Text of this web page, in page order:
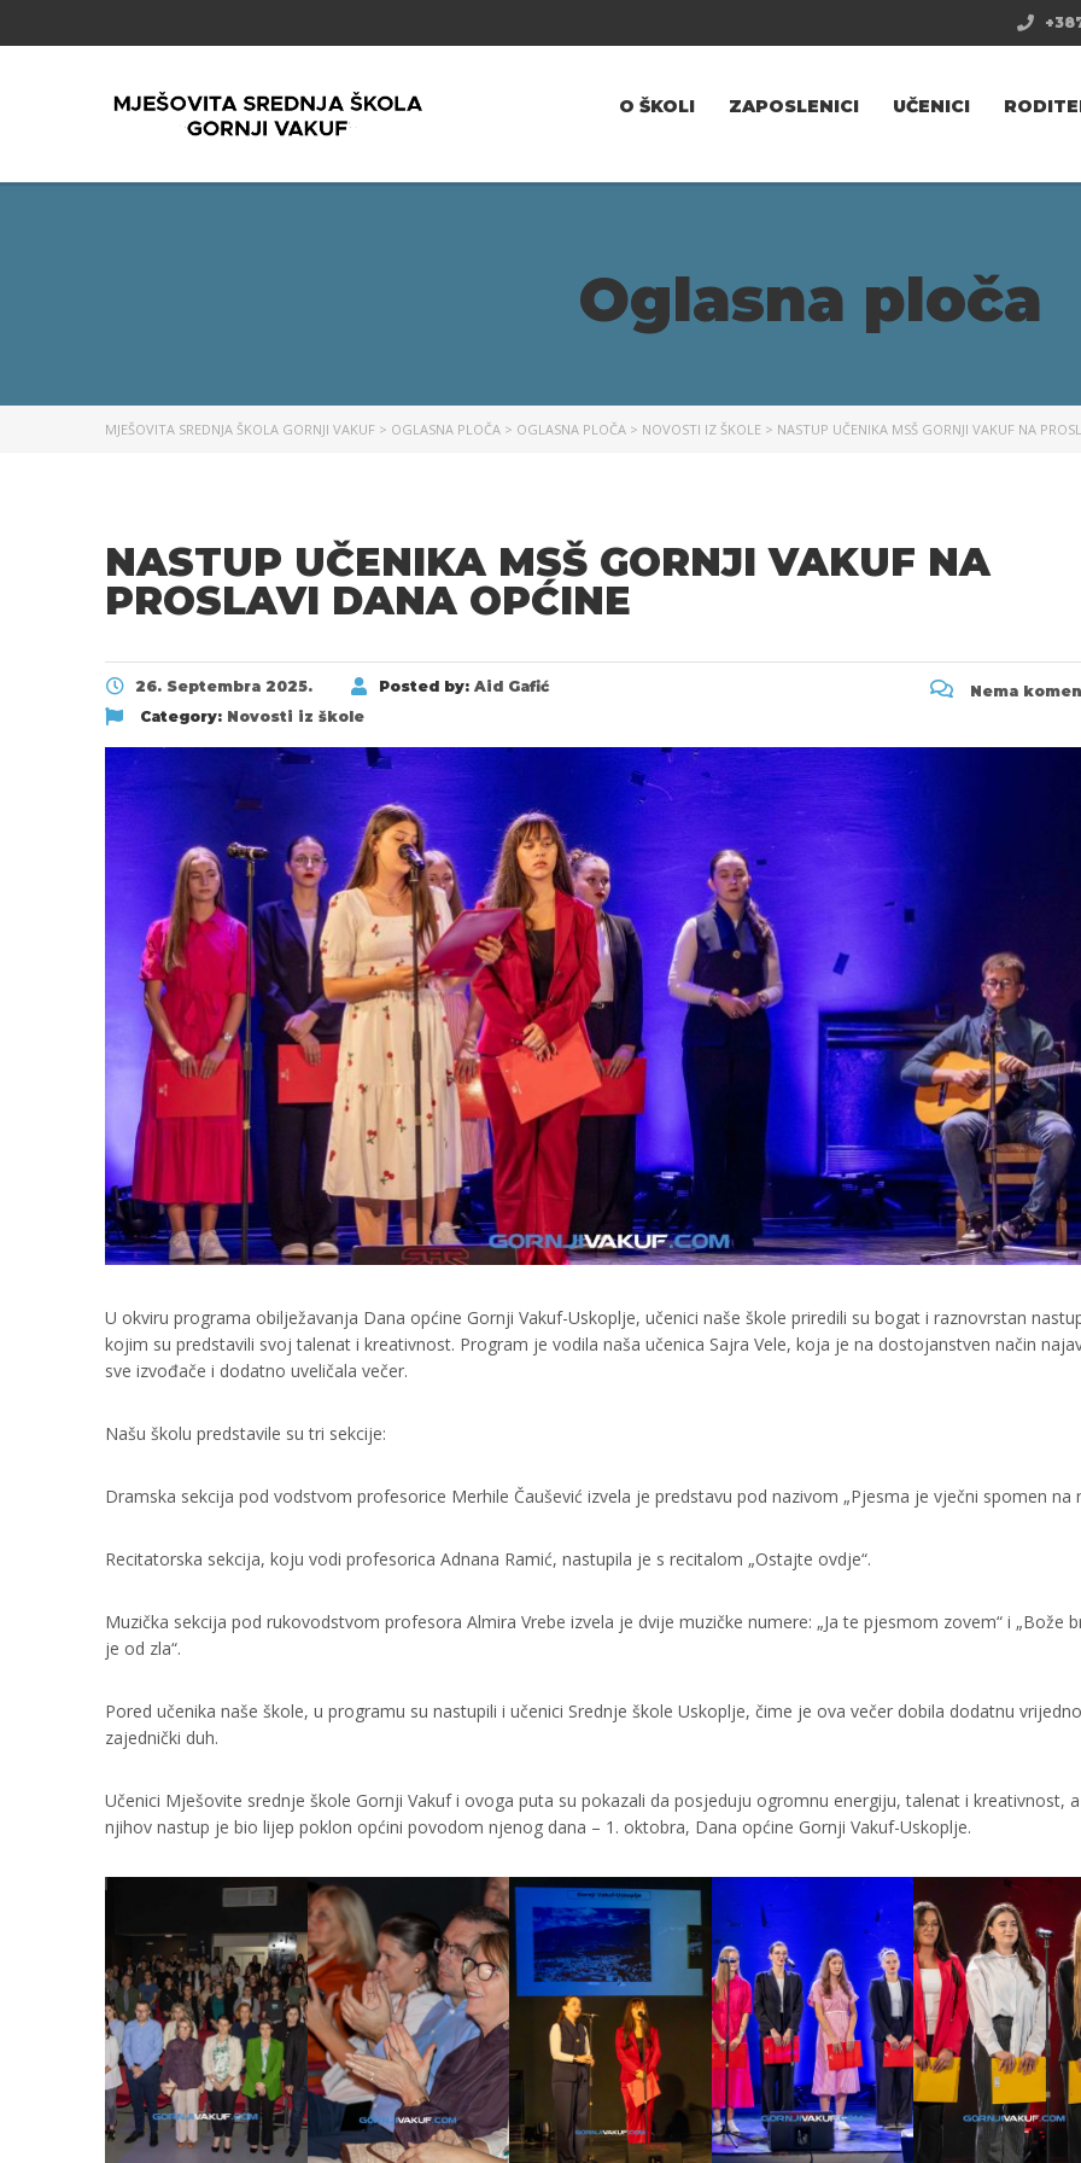
O ŠKOLI ZAPOSLENICI UČENICI
Oglasna ploča
MJEŠOVITA SREDNJA ŠKOLA GORNJI VAKUF > OGLASNA PLOČA > OGLASNA PLOČA > NOVOSTI IZ ŠKOLE > NASTUP UČENIKA MSŠ GORNJI VAKUF NA
NASTUP UČENIKA MSŠ GORNJI VAKUF NA
PROSLAVI DANA OPĆINE
26. Septembra 2025. Posted by: Aid Gafić
Category: Novosti iz škole
Nema
U okviru programa obilježavanja Dana općine Gornji Vakuf-Uskoplje, učenici naše škole priredili su bogat i raznovrstan
kojim su predstavili svoj talenat i kreativnost. Program je vodila naša učenica Sajra Vele, koja je na dostojanstven način
sve izvođače i dodatno uveličala večer.
Našu školu predstavile su tri sekcije:
Dramska sekcija pod vodstvom profesorice Merhile Čaušević izvela je predstavu pod nazivom „Pjesma je vječni spomen na
Recitatorska sekcija, koju vodi profesorica Adnana Ramić, nastupila je s recitalom „Ostajte ovdje“.
Muzička sekcija pod rukovodstvom profesora Almira Vrebe izvela je dvije muzičke numere: „Ja te pjesmom zovem“ i „Bože
je od zla“.
Pored učenika naše škole, u programu su nastupili i učenici Srednje škole Uskoplje, čime je ova večer dobila dodatnu
zajednički duh.
Učenici Mješovite srednje škole Gornji Vakuf i ovoga puta su pokazali da posjeduju ogromnu energiju, talenat i kreativnost, a
njihov nastup je bio lijep poklon općini povodom njenog dana – 1. oktobra, Dana općine Gornji Vakuf-Uskoplje.